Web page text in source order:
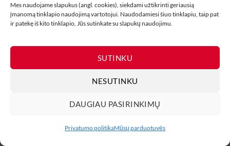
Mes naudojame slapukus (angl. cookies), siekdami užtikrinti geriausią
įmanomą tinklapio naudojimą vartotojui. Naudodamiesi šiuo tinklapiu, taip pat
ir patekę iš kito tinklapio, Jūs sutinkate su slapukų naudojimu.
SUTINKU
NESUTINKU
DAUGIAU PASIRINKIMŲ
Privatumo politikaMūsų parduotuvės
fejerverkų
parduotuvė
Klaipedoje!
01
Lap
Kaip fotografuoti fejerverkus
Komentavimas išjungtasįraše
fejerverkus
MŪSŲ PARDUOTUVĖS KONTAKTAI TINKLARAŠTIS
UAB Bombikė